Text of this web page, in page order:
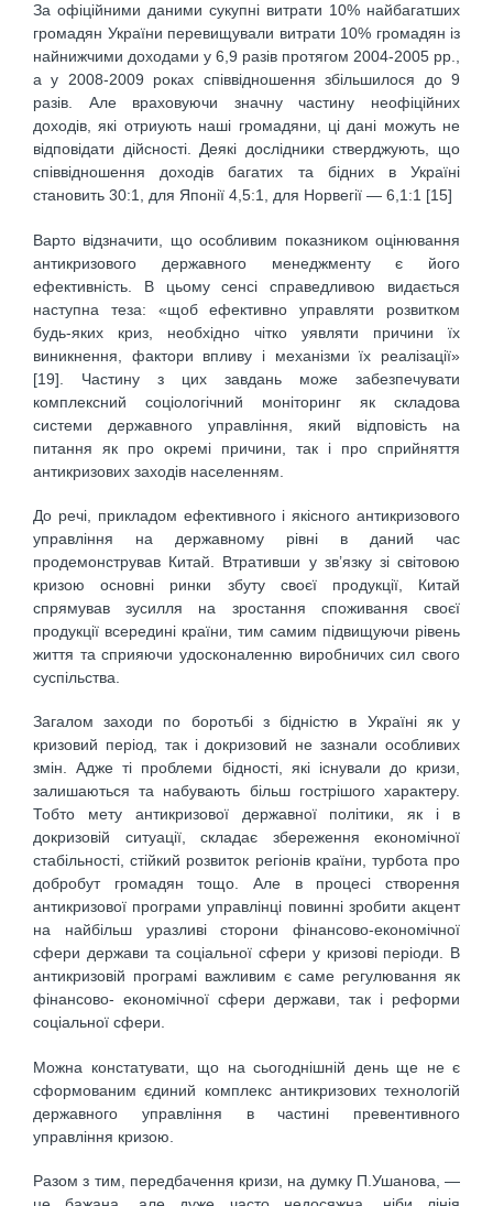
За офіційними даними сукупні витрати 10% найбагатших
громадян України перевищували витрати 10% громадян із
найнижчими доходами у 6,9 разів протягом 2004-2005 рр.,
а у 2008-2009 роках співвідношення збільшилося до 9
разів. Але враховуючи значну частину неофіційних
доходів, які отриують наші громадяни, ці дані можуть не
відповідати дійсності. Деякі дослідники стверджують, що
співвідношення доходів багатих та бідних в Україні
становить 30:1, для Японії 4,5:1, для Норвегії — 6,1:1 [15]
Варто відзначити, що особливим показником оцінювання
антикризового державного менеджменту є його
ефективність. В цьому сенсі справедливою видається
наступна теза: «щоб ефективно управляти розвитком
будь-яких криз, необхідно чітко уявляти причини їх
виникнення, фактори впливу і механізми їх реалізації»
[19]. Частину з цих завдань може забезпечувати
комплексний соціологічний моніторинг як складова
системи державного управління, який відповість на
питання як про окремі причини, так і про сприйняття
антикризових заходів населенням.
До речі, прикладом ефективного і якісного антикризового
управління на державному рівні в даний час
продемонстрував Китай. Втративши у зв’язку зі світовою
кризою основні ринки збуту своєї продукції, Китай
спрямував зусилля на зростання споживання своєї
продукції всередині країни, тим самим підвищуючи рівень
життя та сприяючи удосконаленню виробничих сил свого
суспільства.
Загалом заходи по боротьбі з бідністю в Україні як у
кризовий період, так і докризовий не зазнали особливих
змін. Адже ті проблеми бідності, які існували до кризи,
залишаються та набувають більш гострішого характеру.
Тобто мету антикризової державної політики, як і в
докризовій ситуації, складає збереження економічної
стабільності, стійкий розвиток регіонів країни, турбота про
добробут громадян тощо. Але в процесі створення
антикризової програми управлінці повинні зробити акцент
на найбільш уразливі сторони фінансово-економічної
сфери держави та соціальної сфери у кризові періоди. В
антикризовій програмі важливим є саме регулювання як
фінансово- економічної сфери держави, так і реформи
соціальної сфери.
Можна констатувати, що на сьогоднішній день ще не є
сформованим єдиний комплекс антикризових технологій
державного управління в частині превентивного
управління кризою.
Разом з тим, передбачення кризи, на думку П.Ушанова, —